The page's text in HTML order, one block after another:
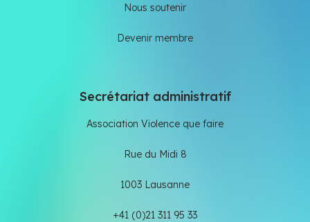
Nous soutenir
Devenir membre
Secrétariat administratif
Association Violence que faire
Rue du Midi 8
1003 Lausanne
+41 (0)21 311 95 33